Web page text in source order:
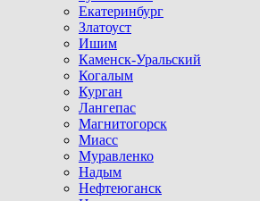
Екатеринбург
Златоуст
Ишим
Каменск-Уральский
Когалым
Курган
Лангепас
Магнитогорск
Миасс
Муравленко
Надым
Нефтеюганск